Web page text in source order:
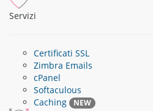
Servizi
Certificati SSL
Zimbra Emails
cPanel
Softaculous
Caching
NEW